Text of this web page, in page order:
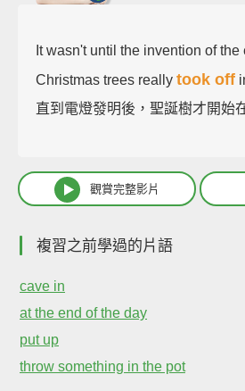
It wasn't until the invention of
Christmas trees really took off
直到電燈發明後，聖誕樹才開始
觀賞完整影片
複習之前學過的片語
cave in
at the end of the day
put up
throw something in the pot